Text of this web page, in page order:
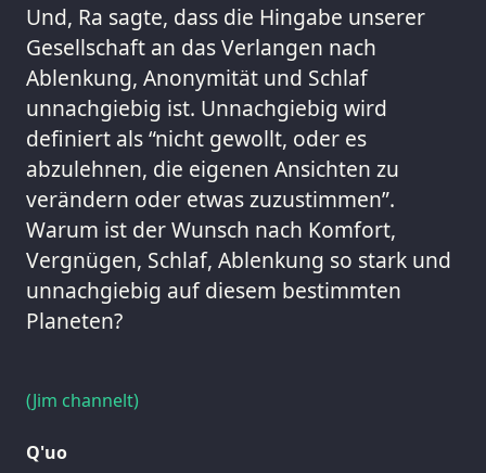
Und, Ra sagte, dass die Hingabe unserer
Gesellschaft an das Verlangen nach
Ablenkung, Anonymität und Schlaf
unnachgiebig ist. Unnachgiebig wird
definiert als “nicht gewollt, oder es
abzulehnen, die eigenen Ansichten zu
verändern oder etwas zuzustimmen”.
Warum ist der Wunsch nach Komfort,
Vergnügen, Schlaf, Ablenkung so stark und
unnachgiebig auf diesem bestimmten
Planeten?
(Jim channelt)
Q'uo